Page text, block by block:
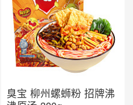
臭宝 柳州螺蛳粉 招牌沸